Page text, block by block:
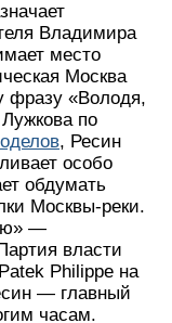
Владимира
место
Москва
фразу «Володя,
по
, Ресин
особо
обдумать
Москвы-реки.
—
власти
Philippe на
— главный
часам.